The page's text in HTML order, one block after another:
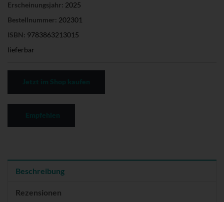
Erscheinungsjahr: 2025
Bestellnummer: 202301
ISBN: 9783863213015
lieferbar
Beschreibung
Rezensionen